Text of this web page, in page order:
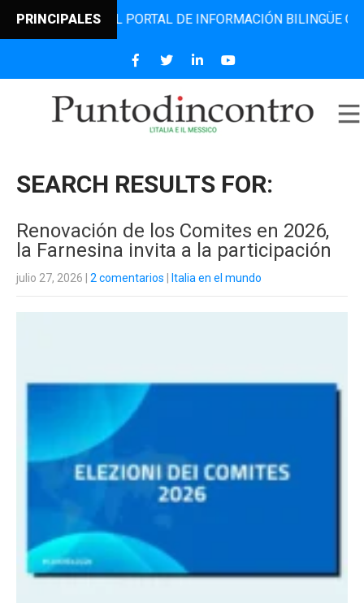
PRINCIPALES
EL PORTAL DE INFORMACIÓN BILINGÜE QUE DESDE
SEARCH RESULTS FOR:
Renovación de los Comites en 2026,
la Farnesina invita a la participación
julio 27, 2026 2 comentarios Italia en el mundo